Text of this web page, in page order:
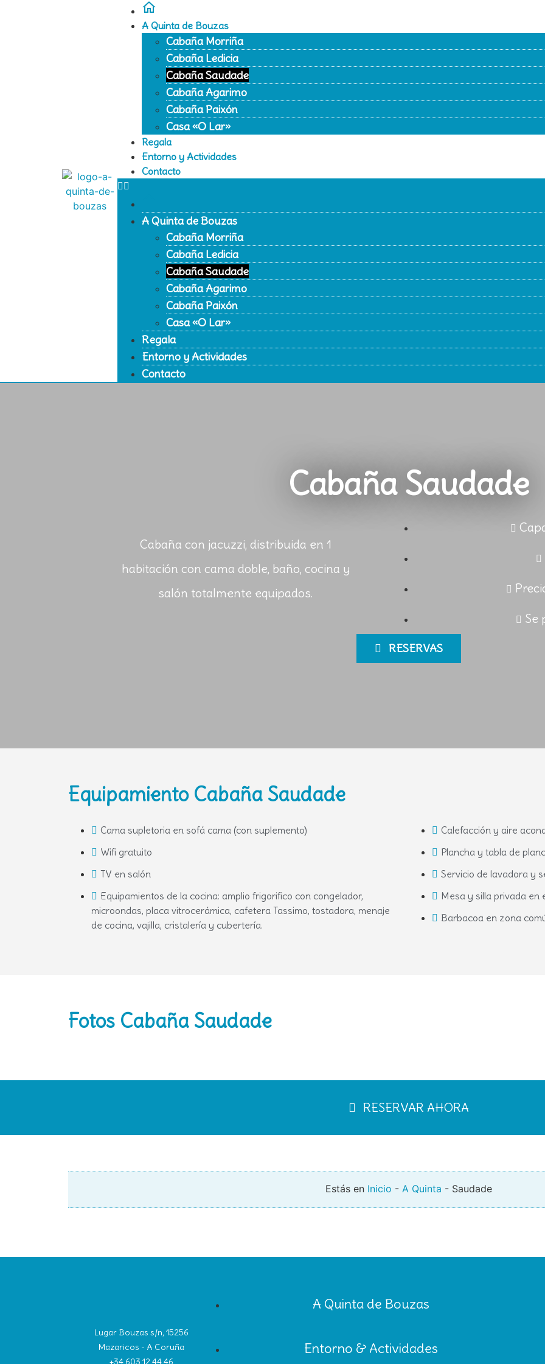
A Quinta de Bouzas
Cabaña Morriña
Cabaña Ledicia
Cabaña Saudade
Cabaña Agarimo
Cabaña Paixón
Casa «O Lar»
Regala
Entorno y Actividades
Contacto
A Quinta de Bouzas
Cabaña Morriña
Cabaña Ledicia
Cabaña Saudade
Cabaña Agarimo
Cabaña Paixón
Casa «O Lar»
Regala
Entorno y Actividades
Contacto
Cabaña Saudade
Cabaña con jacuzzi, distribuida en 1
habitación con cama doble, baño, cocina y
salón totalmente equipados.
Se
RESERVAS
Equipamiento Cabaña Saudade
Cama supletoria en sofá cama (con suplemento)
Wifi gratuito
TV en salón
Equipamientos de la cocina: amplio frigorifico con congelador,
microondas, placa vitrocerámica, cafetera Tassimo, tostadora, menaje
de cocina, vajilla, cristalería y cubertería.
Calefacción y aire
Plancha y tabla de
Servicio de lavadora y
Mesa y silla privada en
Barbacoa en zona
Fotos Cabaña Saudade
RESERVAR AHORA
Estás en Inicio - A Quinta - Saudade
Lugar Bouzas s/n, 15256
Mazaricos - A Coruña
+34 603 12 44 46
A Quinta de Bouzas
Entorno & Actividades